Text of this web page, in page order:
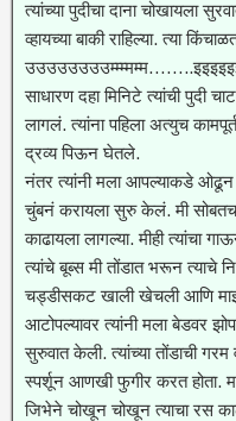
त्यांच्या पुदीचा दाना चोखायला
व्हायच्या बाकी राहिल्या. त्या
साधारण दहा मिनिटे त्यांची पुदी
लागलं. त्यांना पहिला अत्युच
द्रव्य पिऊन घेतले.
नंतर त्यांनी मला आपल्याकडे
चुंबनं करायला सुरु केलं. मी सोबतच
काढायला लागल्या. मीही त्यांचा
त्यांचे बूब्स मी तोंडात भरून त्याचे
चड्डीसकट खाली खेचली आणि
आटोपल्यावर त्यांनी मला बेडवर
सुरुवात केली. त्यांच्या तोंडाची
स्पर्शून आणखी फुगीर करत होता.
जिभेने चोखून चोखून त्याचा रस